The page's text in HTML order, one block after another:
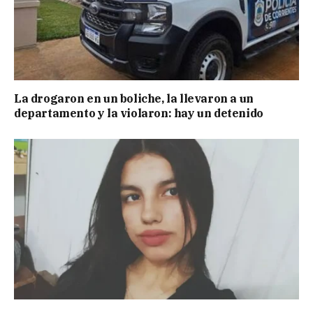
La drogaron en un boliche, la llevaron a un
departamento y la violaron: hay un detenido